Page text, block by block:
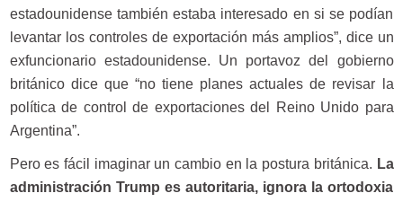
estadounidense también estaba interesado en si se podían
levantar los controles de exportación más amplios”, dice un
exfuncionario estadounidense. Un portavoz del gobierno
británico dice que “no tiene planes actuales de revisar la
política de control de exportaciones del Reino Unido para
Argentina”.
Pero es fácil imaginar un cambio en la postura británica. La
administración Trump es autoritaria, ignora la ortodoxia